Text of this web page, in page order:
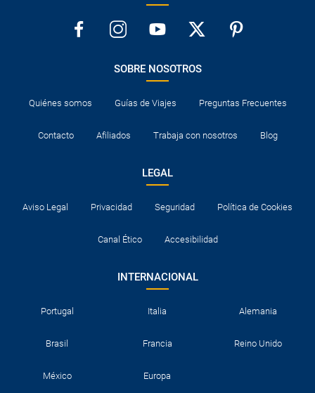
SOBRE NOSOTROS
Quiénes somos Guías de Viajes Preguntas Frecuentes
Contacto Afiliados Trabaja con nosotros Blog
LEGAL
Aviso Legal Privacidad Seguridad Política de Cookies
Canal Ético Accesibilidad
INTERNACIONAL
Portugal Italia Alemania
Brasil Francia Reino Unido
México Europa